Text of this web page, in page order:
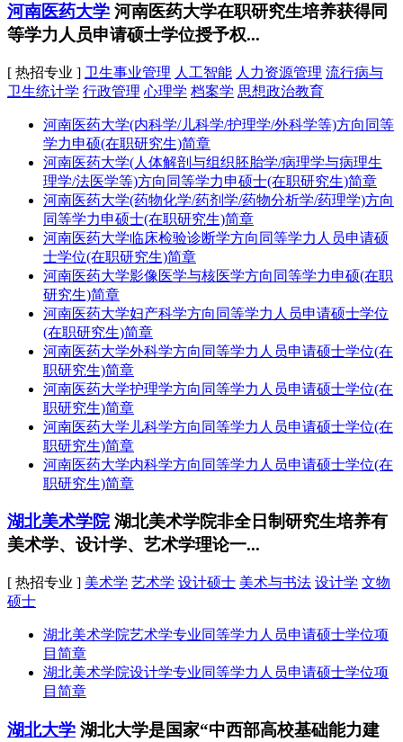
河南医药大学 河南医药大学在职研究生培养获得同
等学力人员申请硕士学位授予权...
[ 热招专业 ] 卫生事业管理 人工智能 人力资源管理 流行病与
卫生统计学 行政管理 心理学 档案学 思想政治教育
河南医药大学(内科学/儿科学/护理学/外科学等)方向同等
学力申硕(在职研究生)简章
河南医药大学(人体解剖与组织胚胎学/病理学与病理生
理学/法医学等)方向同等学力申硕士(在职研究生)简章
河南医药大学(药物化学/药剂学/药物分析学/药理学)方向
同等学力申硕士(在职研究生)简章
河南医药大学临床检验诊断学方向同等学力人员申请硕
士学位(在职研究生)简章
河南医药大学影像医学与核医学方向同等学力申硕(在职
研究生)简章
河南医药大学妇产科学方向同等学力人员申请硕士学位
(在职研究生)简章
河南医药大学外科学方向同等学力人员申请硕士学位(在
职研究生)简章
河南医药大学护理学方向同等学力人员申请硕士学位(在
职研究生)简章
河南医药大学儿科学方向同等学力人员申请硕士学位(在
职研究生)简章
河南医药大学内科学方向同等学力人员申请硕士学位(在
职研究生)简章
湖北美术学院 湖北美术学院非全日制研究生培养有
美术学、设计学、艺术学理论一...
[ 热招专业 ] 美术学 艺术学 设计硕士 美术与书法 设计学 文物
硕士
湖北美术学院艺术学专业同等学力人员申请硕士学位项
目简章
湖北美术学院设计学专业同等学力人员申请硕士学位项
目简章
湖北大学 湖北大学是国家“中西部高校基础能力建